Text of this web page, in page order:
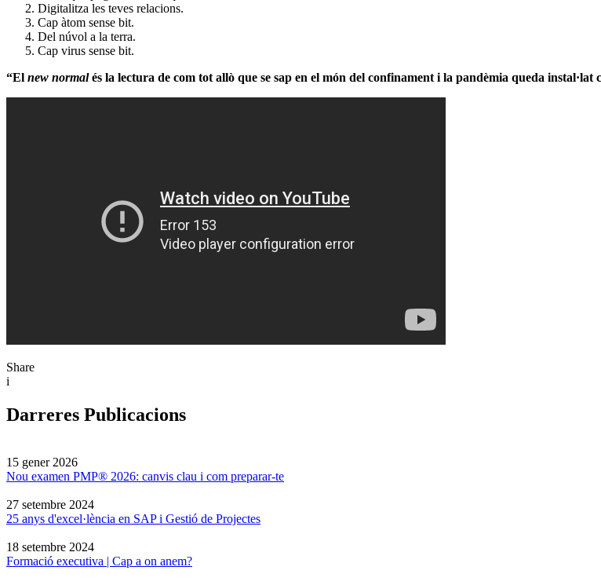
Digitalitza les teves relacions.
Cap àtom sense bit.
Del núvol a la terra.
Cap virus sense bit.
“El new normalés la lectura de com tot allò que se sap en el món del confinament i la pandèmia queda
Share
i
Darreres Publicacions
15 gener 2026
Nou examen PMP® 2026: canvis clau i com preparar-te
27 setembre 2024
25 anys d'excel·lència en SAP i Gestió de Projectes
18 setembre 2024
Formació executiva | Cap a on anem?